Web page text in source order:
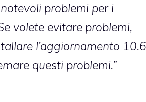
problemi per i
volete evitare problemi,
l’aggiornamento
questi problemi.”